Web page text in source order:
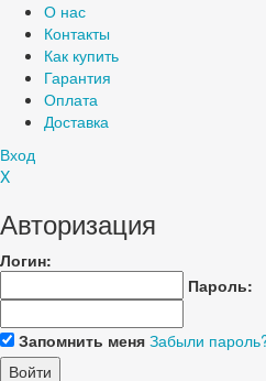
О нас
Контакты
Как купить
Гарантия
Оплата
Доставка
Вход
X
Авторизация
Логин:
Пароль:
Запомнить меня Забыли